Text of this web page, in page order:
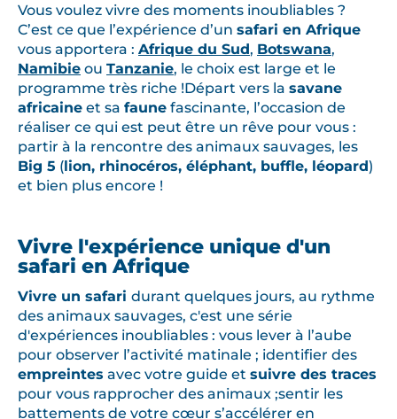
Vous voulez vivre des moments inoubliables ?
C’est ce que l’expérience d’un safari en Afrique
vous apportera : Afrique du Sud, Botswana,
Namibie ou Tanzanie, le choix est large et le
programme très riche !Départ vers la savane
africaine et sa faune fascinante, l’occasion de
réaliser ce qui est peut être un rêve pour vous :
partir à la rencontre des animaux sauvages, les
Big 5 (lion, rhinocéros, éléphant, buffle, léopard)
et bien plus encore !
Vivre l'expérience unique d'un
safari en Afrique
Vivre un safari durant quelques jours, au rythme
des animaux sauvages, c'est une série
d'expériences inoubliables : vous lever à l’aube
pour observer l’activité matinale ; identifier des
empreintes avec votre guide et suivre des traces
pour vous rapprocher des animaux ;sentir les
battements de votre cœur s’accélérer en